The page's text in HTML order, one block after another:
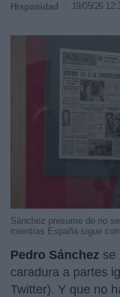
Hispanidad 19/05/26
Sánchez presume de no
mientras España sigue
Pedro Sánchez se
caradura a partes
Twitter). Y que no